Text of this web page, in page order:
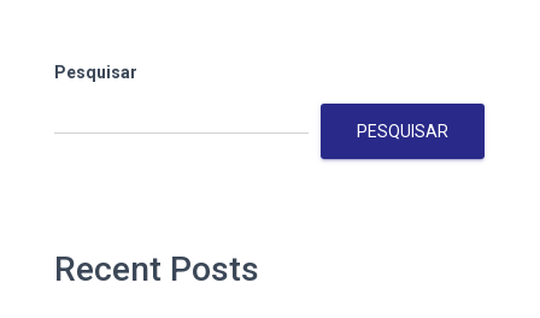
Pesquisar
PESQUISAR
Recent Posts